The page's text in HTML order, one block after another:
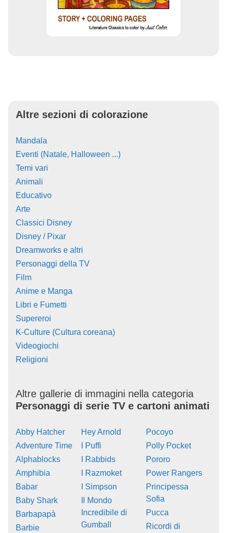
Altre sezioni di colorazione
Mandala
Eventi (Natale, Halloween ...)
Temi vari
Animali
Educativo
Arte
Classici Disney
Disney / Pixar
Dreamworks e altri
Personaggi della TV
Film
Anime e Manga
Libri e Fumetti
Supereroi
K-Culture (Cultura coreana)
Videogiochi
Religioni
Altre gallerie di immagini nella categoria
Personaggi di serie TV e cartoni animati
Abby Hatcher
Adventure Time
Alphablocks
Amphibia
Babar
Baby Shark
Barbapapà
Barbie
Hey Arnold
I Puffi
I Rabbids
I Razmoket
I Simpson
Il Mondo
Incredibile di
Gumball
Pocoyo
Polly Pocket
Pororo
Power Rangers
Principessa
Sofia
Pucca
Ricordi di